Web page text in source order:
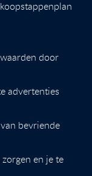
door
advertenties
bevriende
en je te